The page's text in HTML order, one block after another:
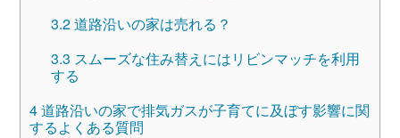
3.2道路沿いの家は売れる？
3.3 スムーズな住み替えにはリビンマッチを利用
する
4道路沿いの家で排気ガスが子育てに及ぼす影響に関
するよくある質問